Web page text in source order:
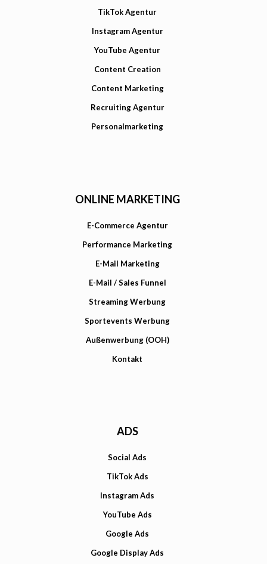
TikTok Agentur
Instagram Agentur
YouTube Agentur
Content Creation
Content Marketing
Recruiting Agentur
Personalmarketing
ONLINE MARKETING
E-Commerce Agentur
Performance Marketing
E-Mail Marketing
E-Mail / Sales Funnel
Streaming Werbung
Sportevents Werbung
Außenwerbung (OOH)
Kontakt
ADS
Social Ads
TikTok Ads
Instagram Ads
YouTube Ads
Google Ads
Google Display Ads